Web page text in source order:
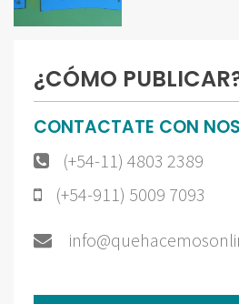
¿CÓMO
CONTACTATE CON
(+54-11) 4803 2389
(+54-911) 5009 7093